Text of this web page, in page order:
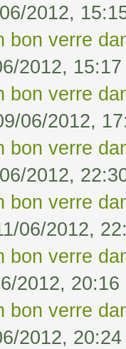
2012,
bon verre
2012, 15:17
bon verre
06/2012,
bon verre
2012,
bon verre
06/2012,
bon verre
2012, 20:16
bon verre
2012, 20:24